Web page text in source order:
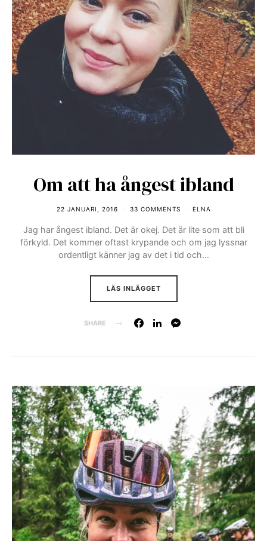
Om att ha ångest ibland
22 JANUARI, 2016 33 COMMENTS ELNA
Jag har ångest ibland. Det är okej. Det är lite som att bli
förkyld. Det kommer oftast krypande och om jag lyssnar
ordentligt känner jag av det i tid och…
LÄS INLÄGGET
SHARE